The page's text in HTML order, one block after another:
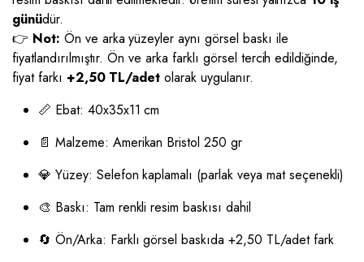
günüdür.
👉 Not: Ön ve arka yüzeyler aynı görsel baskı ile
fiyatlandırılmıştır. Ön ve arka farklı görsel tercih edildiğinde,
fiyat farkı +2,50 TL/adet olarak uygulanır.
📏 Ebat: 40x35x11 cm
📄 Malzeme: Amerikan Bristol 250 gr
💎 Yüzey: Selefon kaplamalı (parlak veya mat seçenekli)
🎨 Baskı: Tam renkli resim baskısı dahil
🔄 Ön/Arka: Farklı görsel baskıda +2,50 TL/adet fark